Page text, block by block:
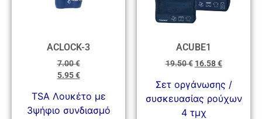
ACLOCK-3
7.00€
5.95€
TSA Λουκέτο με
3ψήφιο συνδιασμό
ACUBE1
19.50€ 16.58€
Σετ οργάνωσης /
συσκευασίας ρούχων
4 τμχ